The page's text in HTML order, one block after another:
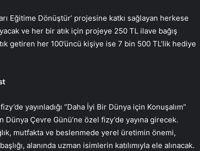
Eğitime Dönüştür’ projesine katkı sağlayan herkese
ve her bir atık için projeye 250 TL ilave bağış
getiren her 100’üncü kişiye ise 7 bin 500 TL’lik hediye
yayınladığı “Daha İyi Bir Dünya için Konuşalım”
Çevre Günü’ne özel fizy’de yayına girecek.
mutfakta ve beslenmede yerel üretimin önemi,
alanında uzman isimlerin katılımıyla ele alınacak.